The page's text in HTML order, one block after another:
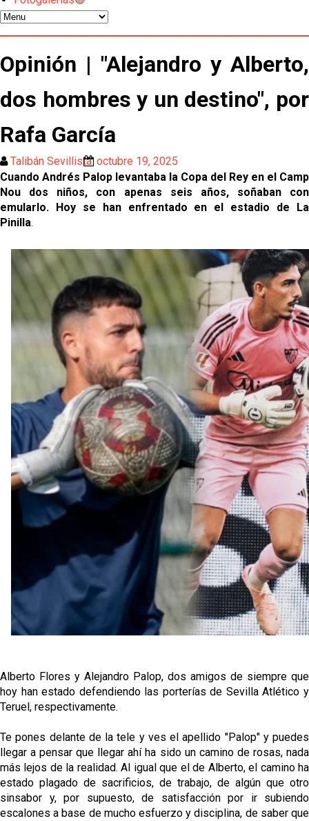
Atlético y Getafe agitan el mercado de LaLiga
Luis García Plaza: No sufrir ya es un paso adelante
El Sevilla FC plantea ampliar hasta cinco fichajes
Djibril Sow pone rumbo a Italia para firmar su nuevo
contrato con el Genoa
Kochorashvili, seria opción para reforzar el centro
del campo sevillista
Sow muy cerca de cerrar su traspaso al Genoa
Oso es el siguiente en la lista para salir
Banquillos confirmados: así queda la cantera del
Sevilla Femenino para la 2026/27
Celta y Rayo agitan el mercado de La Liga
Previa | El Sevilla FC cierra la pretemporada con el
exigente choque ante el Bayer Leverkusen
El Sevilla pone sus ojos en Ellyes Skhiri
Opinión | "Alejandro y Alberto,
dos hombres y un destino", por
Rafa García
Talibán Sevillista octubre 19, 2025
Cuando Andrés Palop levantaba la Copa del Rey en el Camp
Nou dos niños, con apenas seis años, soñaban con
emularlo. Hoy se han enfrentado en el estadio de La
Pinilla.
Alberto Flores y Alejandro Palop, dos amigos de siempre que
hoy han estado defendiendo las porterías de Sevilla Atlético y
Teruel, respectivamente.
Te pones delante de la tele y ves el apellido "Palop" y puedes
llegar a pensar que llegar ahí ha sido un camino de rosas, nada
más lejos de la realidad. Al igual que el de Alberto, el camino ha
estado plagado de sacrificios, de trabajo, de algún que otro
sinsabor y, por supuesto, de satisfacción por ir subiendo
escalones a base de mucho esfuerzo y disciplina, de saber que